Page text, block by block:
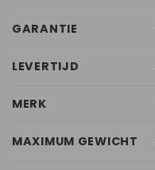
GARANTIE
LEVERTIJD
MERK
MAXIMUM GEWICHT